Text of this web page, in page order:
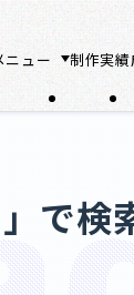
ニュー 制作実績
で検